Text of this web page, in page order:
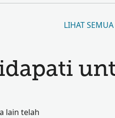
LIHAT
lain telah